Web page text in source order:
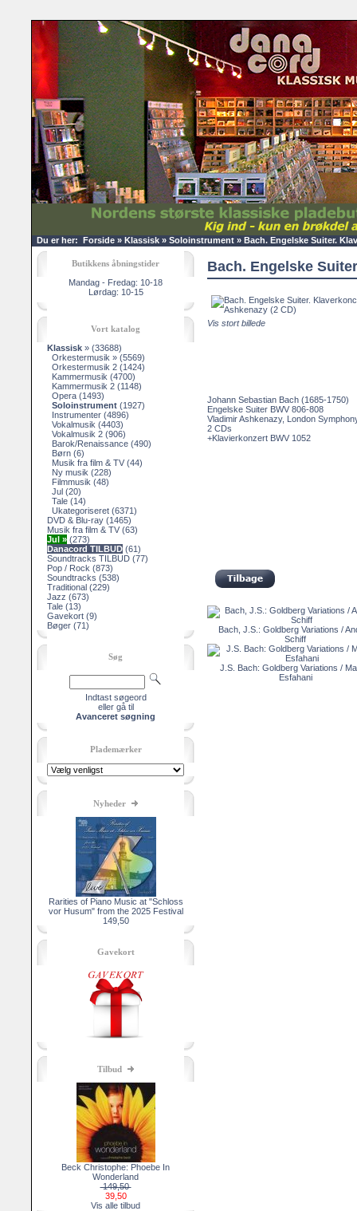
Du er her: Forside » Klassisk » Soloinstrument » Bach. Engelske Suiter.
Butikkens åbningstider
Mandag - Fredag: 10-18
Lørdag: 10-15
Vort katalog
Klassisk » (33688)
Orkestermusik » (5569)
Orkestermusik 2 (1424)
Kammermusik (4700)
Kammermusik 2 (1148)
Opera (1493)
Soloinstrument (1927)
Instrumenter (4896)
Vokalmusik (4403)
Vokalmusik 2 (906)
Barok/Renaissance (490)
Børn (6)
Musik fra film & TV (44)
Ny musik (228)
Filmmusik (48)
Jul (20)
Tale (14)
Ukategoriseret (6371)
DVD & Blu-ray (1465)
Musik fra film & TV (63)
Jul » (273)
Danacord TILBUD (61)
Soundtracks TILBUD (77)
Pop / Rock (873)
Soundtracks (538)
Traditional (229)
Jazz (673)
Tale (13)
Gavekort (9)
Bøger (71)
Søg
Indtast søgeord
eller gå til
Avanceret søgning
Plademærker
Nyheder
Rarities of Piano Music at "Schloss
vor Husum" from the 2025 Festival
149,50
Gavekort
Tilbud
Beck Christophe: Phoebe In
Wonderland
149,50
39,50
Vis alle tilbud
Bach. Engelske
Vis stort billede
Johann Sebastian Bach (1685-1750)
Engelske Suiter BWV 806-808
Vladimir Ashkenazy, London
2 CDs
+Klavierkonzert BWV 1052
Bach, J.S.: Goldberg Variations /
Schiff
J.S. Bach: Goldberg Variations /
Esfahani